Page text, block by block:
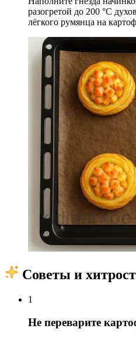
разогретой до 200 °С
лёгкого румянца на
Советы и
1
Не переварите